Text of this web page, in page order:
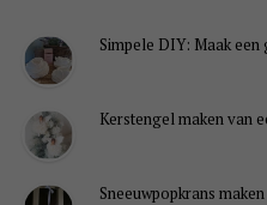
Simpele DIY: Maak
Kerstengel maken van
Sneeuwpopkrans